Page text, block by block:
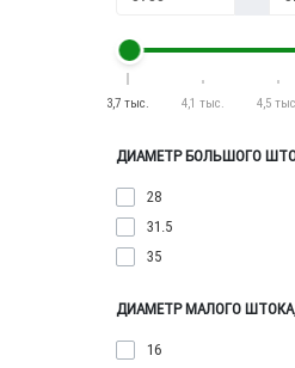
3,7 тыс. 4,1 тыс. 4,5
ДИАМЕТР БОЛЬШОГО
28
31.5
35
ДИАМЕТР МАЛОГО
16